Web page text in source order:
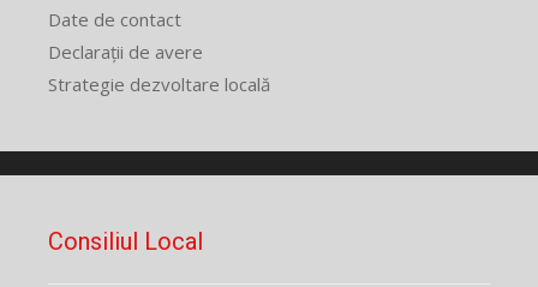
Date de contact
Declarații de avere
Strategie dezvoltare locală
Consiliul Local